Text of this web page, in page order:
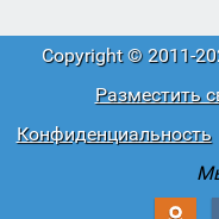
Copyright © 2011-
Разместить
Конфиденциальность